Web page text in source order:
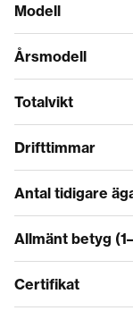
Modell
Årsmodell
Totalvikt
Drifttimmar
Antal tidigare
Allmänt betyg
Certifikat